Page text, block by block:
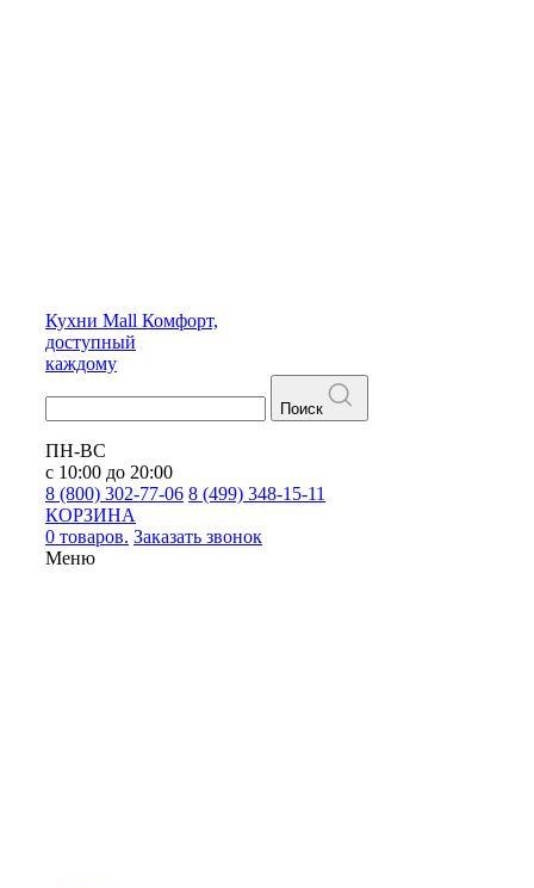
Кухни Mall Комфорт,
доступный
каждому
Поиск
ПН-ВС
с 10:00 до 20:00
8 (800) 302-77-06 8 (499) 348-15-11
КОРЗИНА
0 товаров. Заказать звонок
Меню